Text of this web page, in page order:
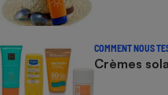
COMMENT NOUS
Crèmes